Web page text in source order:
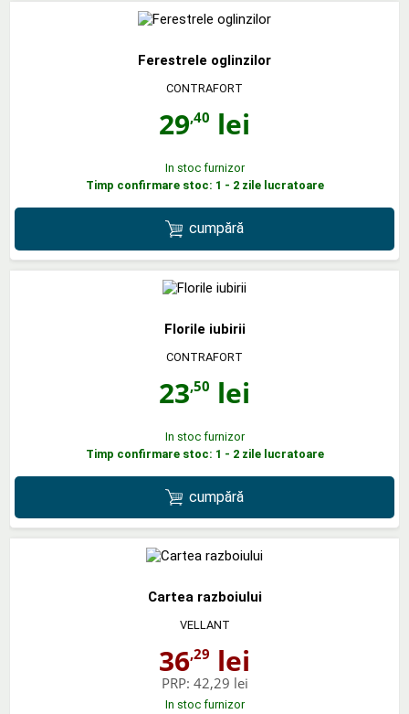
Ferestrele oglinzilor
CONTRAFORT
29,40 lei
In stoc furnizor
Timp confirmare stoc: 1 - 2 zile lucratoare
cumpără
Florile iubirii
CONTRAFORT
23,50 lei
In stoc furnizor
Timp confirmare stoc: 1 - 2 zile lucratoare
cumpără
Cartea razboiului
VELLANT
36,29 lei
PRP: 42,29 lei
In stoc furnizor